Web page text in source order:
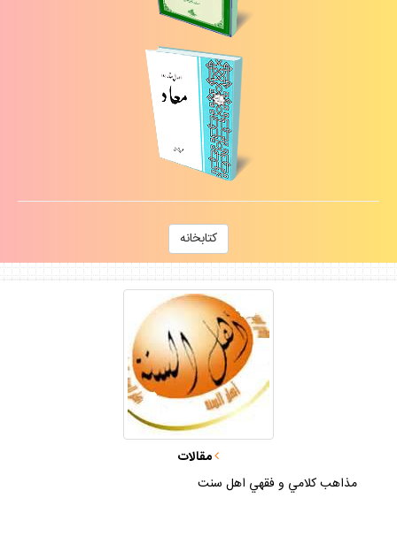
كتابخانه
مقالات
مذاهب كلامي و فقهي اهل سنت